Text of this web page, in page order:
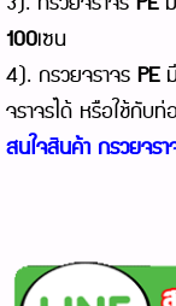
100เซน
4). กรวยจราจร PEมี
จราจรได้ หรือใช้กับ
สนใจสินค้า กรวยจ